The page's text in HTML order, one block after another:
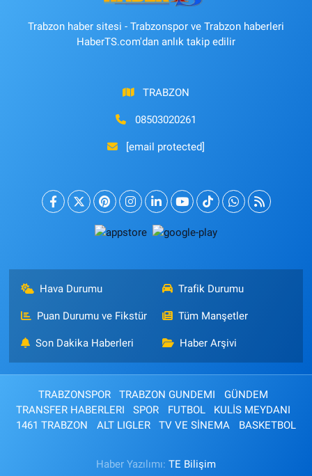
Trabzon haber sitesi - Trabzonspor ve Trabzon haberleri
HaberTS.com'dan anlık takip edilir
TRABZON
08503020261
[email protected]
Hava Durumu Trafik Durumu
Puan Durumu ve Fikstür Tüm Manşetler
Son Dakika Haberleri Haber Arşivi
TRABZONSPOR TRABZON GUNDEMI
GÜNDEM
TRANSFER HABERLERI
SPOR FUTBOL
KULİS MEYDANI
1461 TRABZON
ALT LIGLER TV VE SİNEMA BASKETBOL
Haber Yazılımı: TE Bilişim